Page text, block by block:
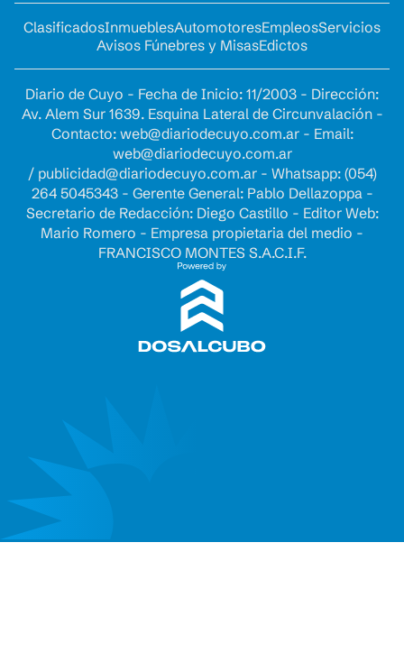
ClasificadosInmueblesAutomotoresEmpleosServicios
Avisos Fúnebres y MisasEdictos
Diario de Cuyo - Fecha de Inicio: 11/2003 - Dirección:
Av. Alem Sur 1639. Esquina Lateral de Circunvalación -
Contacto: web@diariodecuyo.com.ar- Email:
web@diariodecuyo.com.ar
/ publicidad@diariodecuyo.com.ar- Whatsapp: (054)
264 5045343 - Gerente General: Pablo Dellazoppa -
Secretario de Redacción: Diego Castillo - Editor Web:
Mario Romero - Empresa propietaria del medio -
FRANCISCO MONTES S.A.C.I.F.